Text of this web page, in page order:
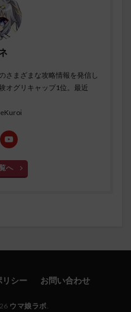
さまざまな攻略情報を発信し
オグリキャップ1位。最近
へ
リシー お問い合わせ
ウマ娘ラボ